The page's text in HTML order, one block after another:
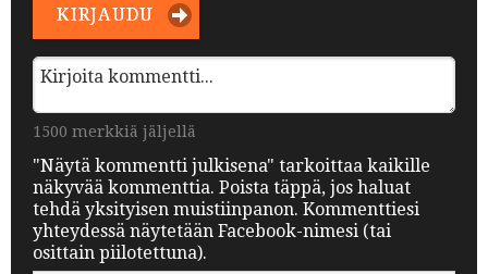
KIRJAUDU
1500 merkkiä jäljellä
"Näytä kommentti julkisena" tarkoittaa kaikille
näkyvää kommenttia. Poista täppä, jos haluat
tehdä yksityisen muistiinpanon. Kommenttiesi
yhteydessä näytetään Facebook-nimesi (tai
osittain piilotettuna).